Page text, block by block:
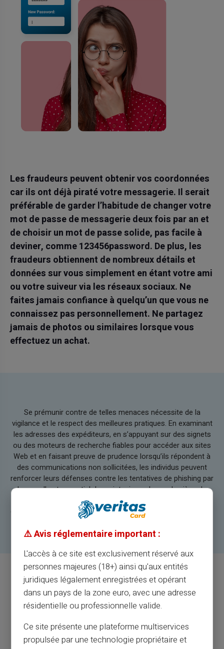
Les fraudeurs peuvent obtenir vos coordonnées
car ils ont déjà piraté votre messagerie. Il serait
préférable de garder l’habitude de changer votre
mot de passe de messagerie deux fois par an et
de choisir un mot de passe solide, pas facile à
deviner, comme 123456password. De plus, les
fraudeurs obtiennent de nombreux détails et
données sur vous simplement en étant votre ami
ou votre suiveur via les réseaux sociaux. Ne
faites jamais confiance à quelqu’un que vous ne
connaissez pas personnellement. Ne partagez
jamais de photos ou similaires lorsque vous
effectuez un achat.
Se prémunir contre de telles menaces nécessite de la
vigilance et le respect des meilleures pratiques. En examinant
les adresses des expéditeurs, en s’appuyant sur des signets
ou des moteurs de recherche fiables pour accéder aux sites
Web et en faisant preuve de prudence lorsqu’ils répondent à
des communications non sollicitées, les individus peuvent
renforcer leurs défenses contre les tentatives de phishing par
clonage. Il est essentiel de maintenir une bonne hygiène des
mots de passe et de s’abstenir de partager excessivement
des informations personnelles sur les plateformes de médias
Une bonne pratique consiste à
commencer par cette checklist
avant de cliquer sur le lien suspect :
⚠️ Avis réglementaire important :
L'accès à ce site est exclusivement réservé aux
personnes majeures (18+) ainsi qu'aux entités
juridiques légalement enregistrées et opérant
dans un pays de la zone euro, avec une adresse
résidentielle ou professionnelle valide.
Ce site présente une plateforme multiservices
propulsée par une technologie propriétaire et